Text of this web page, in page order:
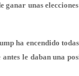
unas elecciones
ha encendido
le daban una